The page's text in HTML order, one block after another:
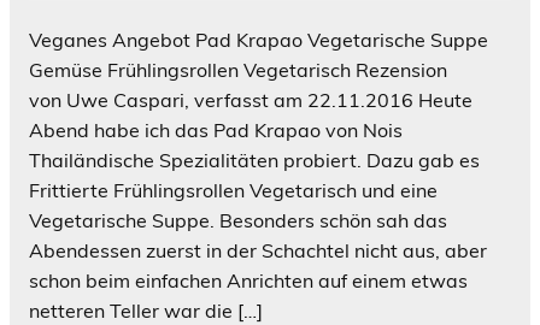
Veganes Angebot Pad Krapao Vegetarische Suppe
Gemüse Frühlingsrollen Vegetarisch Rezension
von Uwe Caspari, verfasst am 22.11.2016 Heute
Abend habe ich das Pad Krapao von Nois
Thailändische Spezialitäten probiert. Dazu gab es
Frittierte Frühlingsrollen Vegetarisch und eine
Vegetarische Suppe. Besonders schön sah das
Abendessen zuerst in der Schachtel nicht aus, aber
schon beim einfachen Anrichten auf einem etwas
netteren Teller war die […]